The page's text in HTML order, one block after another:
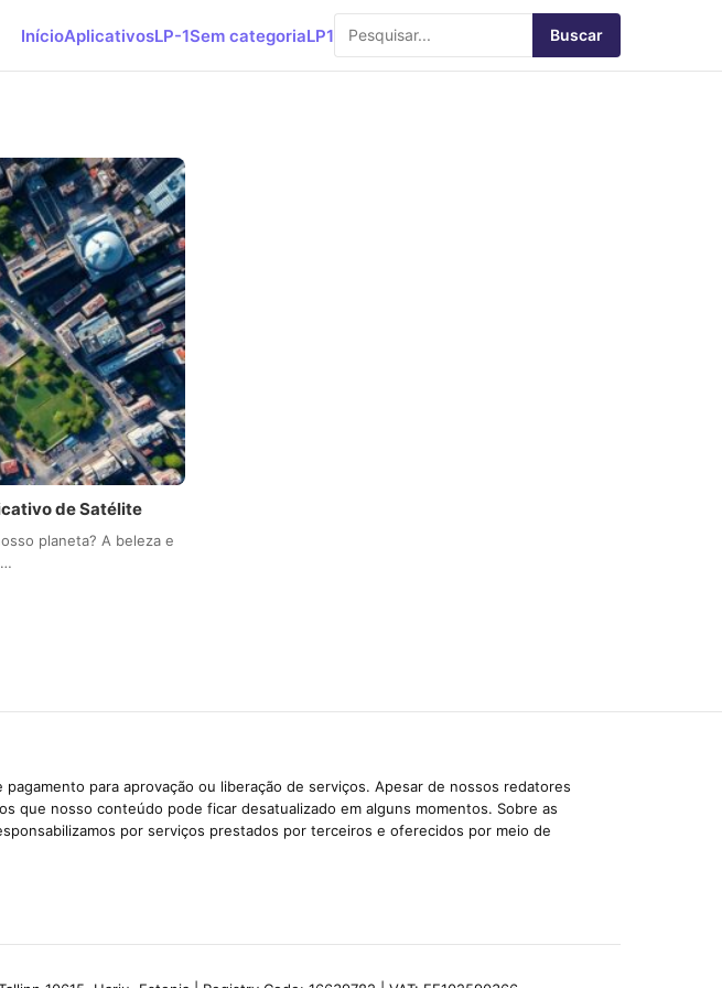
InícioAplicativosLP-1Sem categoriaLP1 Buscar
de Satélite
planeta? A beleza e
para aprovação ou liberação de serviços. Apesar de nossos redatores
que nosso conteúdo pode ficar desatualizado em alguns momentos. Sobre as
por serviços prestados por terceiros e oferecidos por meio de